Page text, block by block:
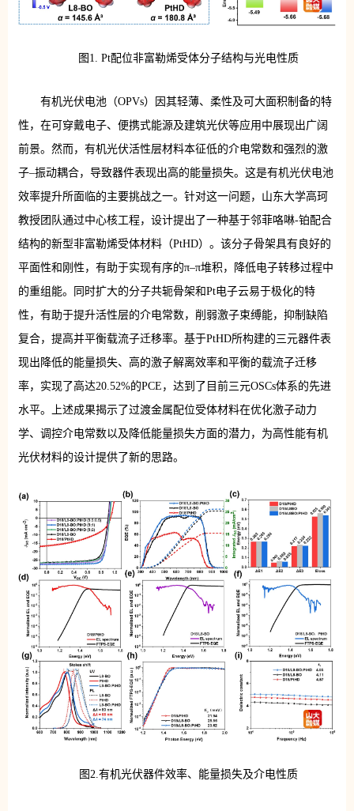
图1. Pt配位非富勒烯受体分子结构与光电性质
有机光伏电池（OPVs）因其轻薄、柔性及可大面积制备的特
性，在可穿戴电子、便携式能源及建筑光伏等应用中展现出广阔
前景。然而，有机光伏活性层材料本征低的介电常数和强烈的激
子–振动耦合，导致器件表现出高的能量损失。这是有机光伏电池
效率提升所面临的主要挑战之一。针对这一问题，山东大学高珂
教授团队通过中心核工程，设计提出了一种基于邻菲咯啉-铂配合
结构的新型非富勒烯受体材料（PtHD）。该分子骨架具有良好的
平面性和刚性，有助于实现有序的π–π堆积，降低电子转移过程中
的重组能。同时扩大的分子共轭骨架和Pt电子云易于极化的特
性，有助于提升活性层的介电常数，削弱激子束缚能，抑制缺陷
复合，提高并平衡载流子迁移率。基于PtHD所构建的三元器件表
现出降低的能量损失、高的激子解离效率和平衡的载流子迁移
率，实现了高达20.52%的PCE，达到了目前三元OSCs体系的先进
水平。上述成果揭示了过渡金属配位受体材料在优化激子动力
学、调控介电常数以及降低能量损失方面的潜力，为高性能有机
光伏材料的设计提供了新的思路。
图2.有机光伏器件效率、能量损失及介电性质